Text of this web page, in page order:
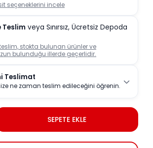
seçeneklerini incele
Teslim veya Sınırsız, Ücretsiz Depoda
stokta bulunan ürünler ve
bulunduğu illerde geçerlidir.
Teslimat
ne zaman teslim edileceğini öğrenin.
SEPETE EKLE